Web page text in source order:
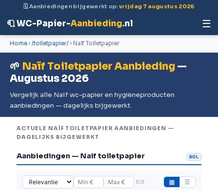
🗓 Aanbiedingen bijgewerkt op:vrijdag 7 augustus 2026
🧻 WC-Papier-Aanbieding.nl ☰
Home › /toiletpapier/ › Naïf Toiletpapier
🌱 Naïf Toiletpapier Aanbieding —
Augustus 2026
Vergelijk alle Naïf wc-papier en hygiëneproducten
aanbiedingen — dagelijks bijgewerkt.
ACTUELE NAÏF TOILETPAPIER AANBIEDINGEN —
DAGELIJKS BIJGEWERKT
Aanbiedingen — Naif toiletpapier BOL
8/8 ▦ ☰